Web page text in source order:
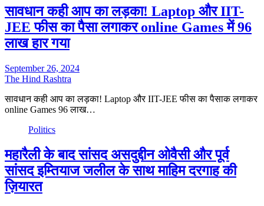
सावधान कही आप का लड़का! Laptop और IIT-
JEE फीस का पैसा लगाकर online Games में 96
लाख हार गया
September 26, 2024
The Hind Rashtra
सावधान कही आप का लड़का! Laptop और IIT-JEE फीस का पैसाक लगाकर
online Games 96 लाख…
Politics
महारैली के बाद सांसद असदुद्दीन ओवैसी और पूर्व
सांसद इम्तियाज जलील के साथ माहिम दरगाह की
ज़ियारत